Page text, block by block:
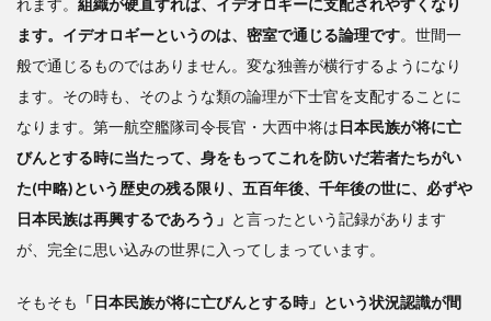
ます。イデオロギーというのは、密室で通じる論理です。世間一
般で通じるものではありません。変な独善が横行するようになり
ます。その時も、そのような類の論理が下士官を支配することに
なります。第一航空艦隊司令長官・大西中将は日本民族が将に亡
びんとする時に当たって、身をもってこれを防いだ若者たちがい
た(中略)という歴史の残る限り、五百年後、千年後の世に、必ずや
日本民族は再興するであろう」 と言ったという記録があります
が、完全に思い込みの世界に入ってしまっています。
そもそも 「日本民族が将に亡びんとする時」という状況認識が間